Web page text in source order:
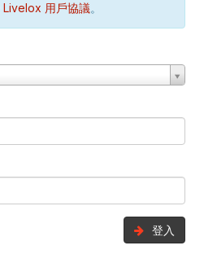
Livelox 用戶協議。
登入